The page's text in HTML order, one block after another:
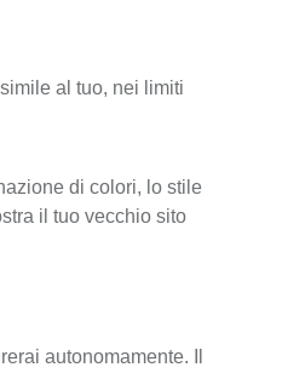
al tuo, nei limiti
di colori, lo stile
il tuo vecchio sito
autonomamente. Il